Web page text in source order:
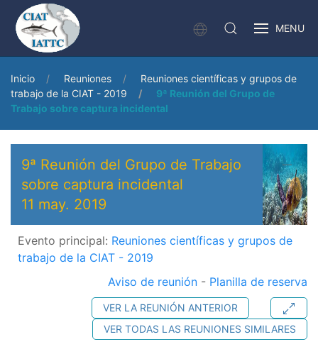
MENU
Inicio Reuniones
Reuniones científicas y grupos de
trabajo de la CIAT - 2019
9ª Reunión del Grupo de
Trabajo sobre captura incidental
9ª Reunión del Grupo de Trabajo
sobre captura incidental
11 may. 2019
Evento principal: Reuniones científicas y grupos de
trabajo de la CIAT - 2019
Aviso de reunión - Planilla de reserva
VER LA REUNIÓN ANTERIOR
VER TODAS LAS REUNIONES SIMILARES